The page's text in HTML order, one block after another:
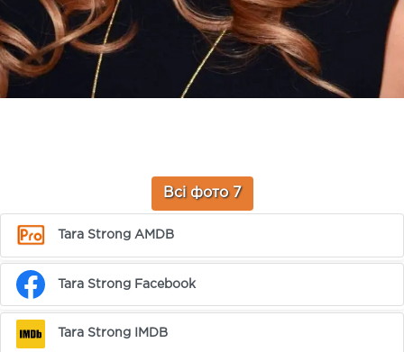
Всі фото 7
Tara Strong AMDB
Tara Strong Facebook
Tara Strong IMDB